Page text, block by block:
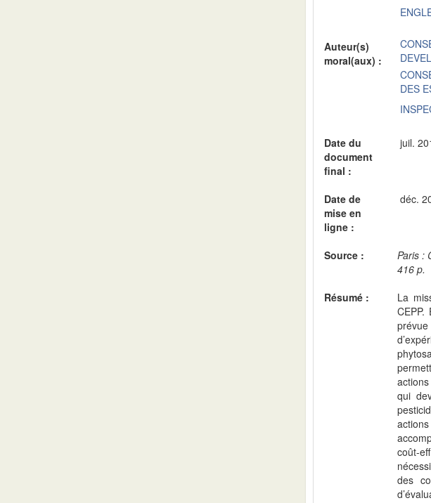
Auteur(s)
moral(aux) :
DES
Date du
document
final :
juil.
Date de
mise en
ligne :
déc.
Source :
Paris :
416 p.
Résumé :
La
qui
coût-
des